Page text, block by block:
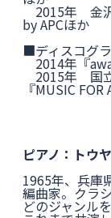
2015年 金沢
by APCほか
■ディスコグ
2014年『
2015年 国
『MUSIC
ピアノ：トウ
1965年、兵庫
編曲家。クラ
どのジャンル